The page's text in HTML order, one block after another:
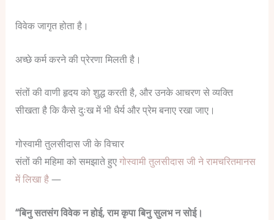
विवेक जागृत होता है।
अच्छे कर्म करने की प्रेरणा मिलती है।
संतों की वाणी हृदय को शुद्ध करती है, और उनके आचरण से व्यक्ति
सीखता है कि कैसे दुःख में भी धैर्य और प्रेम बनाए रखा जाए।
गोस्वामी तुलसीदास जी के विचार
संतों की महिमा को समझाते हुएगोस्वामी तुलसीदास जी ने रामचरितमानस
में लिखा है—
“बिनु सतसंग विवेक न होई, राम कृपा बिनु सुलभ न सोई।